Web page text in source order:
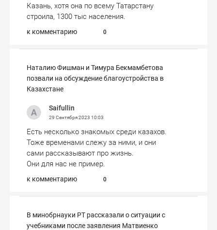
Казань, хотя она по всему Татарстану
строила, 1300 тыс населения.
к комментарию 0
Наталию Фишман и Тимура Бекмамбетова
позвали на обсуждение благоустройства в
Казахстане
Saifullin
29 Сентября 2023 10:03
Есть несколько знакомых среди казахов.
Тоже временами слежу за ними, и они
сами рассказывают про жизнь.
Они для нас не пример.
к комментарию 0
В минобрнауки РТ рассказали о ситуации с
учебниками после заявления Матвиенко